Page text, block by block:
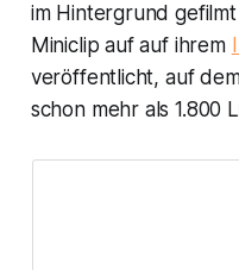
im Hintergrund
Miniclip auf auf ihrem
veröffentlicht, auf
schon mehr als 1.800